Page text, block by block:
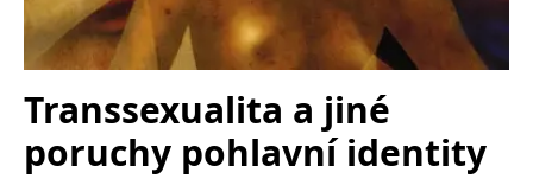
Transsexualita a jiné
poruchy pohlavní identity